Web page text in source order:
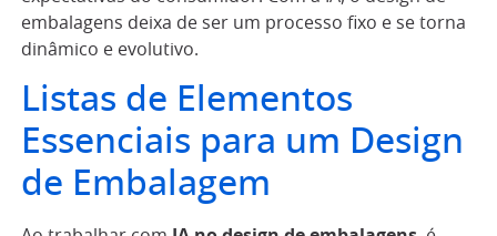
embalagens deixa de ser um processo fixo e se torna
dinâmico e evolutivo.
Listas de Elementos
Essenciais para um Design
de Embalagem